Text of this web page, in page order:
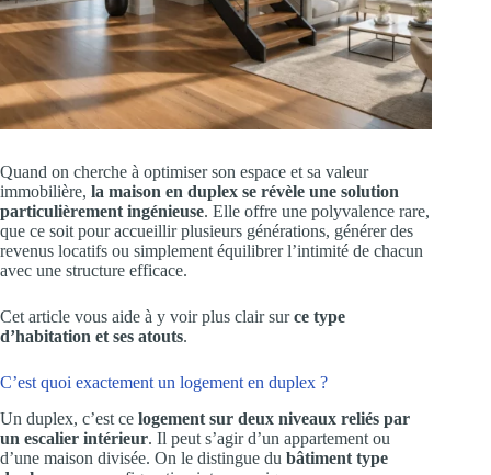
Quand on cherche à optimiser son espace et sa valeur
immobilière, la maison en duplex se révèle une solution
particulièrement ingénieuse. Elle offre une polyvalence rare,
que ce soit pour accueillir plusieurs générations, générer des
revenus locatifs ou simplement équilibrer l’intimité de chacun
avec une structure efficace.
Cet article vous aide à y voir plus clair surce type
d’habitation et ses atouts.
C’est quoi exactement un logement en duplex ?
Un duplex, c’est ce logement sur deux niveaux reliés par
un escalier intérieur. Il peut s’agir d’un appartement ou
d’une maison divisée. On le distingue du bâtiment type